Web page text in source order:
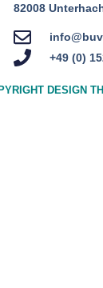
82008
+49 (0)
DESIGN